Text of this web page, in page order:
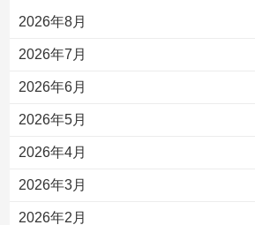
2026年8月
2026年7月
2026年6月
2026年5月
2026年4月
2026年3月
2026年2月